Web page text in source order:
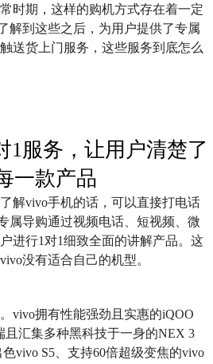
时期，这样的购机方式存在着一定
解到这些之后，为用户提供了专属
送货上门服务，这些服务到底怎么
1服务，让用户清楚了
一款产品
解vivo手机的话，可以直接打电话
属导购通过视频电话、短视频、微
进行1对1细致全面的讲解产品。这
没有适合自己的机型。
vivo拥有性能强劲且实惠的iQOO
且汇集多种黑科技于一身的NEX 3
vivo S5、支持60倍超级变焦的vivo